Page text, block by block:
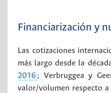
Financiarización y
Las cotizaciones
más largo desde la
2016 ; Verbruggea y
valor/volumen respecto